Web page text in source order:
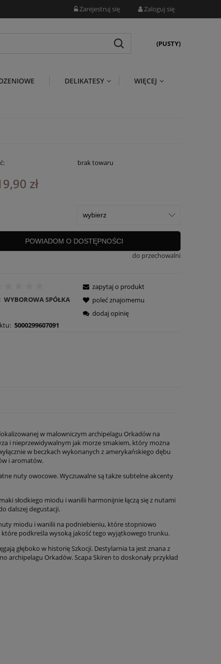
Zarejestruj się Zaloguj się
(PUSTY)
DELIKATESY WIĘCEJ
brak towaru
zł
POWIADOM O DOSTĘPNOŚCI
do przechowalni
WYBOROWA SPÓŁKA
5000299607091
zapytaj o produkt
poleć znajomemu
dodaj opinię
w malowniczym archipelagu Orkadów na
i nieprzewidywalnym jak morze smakiem, który można
w beczkach wykonanych z amerykańskiego dębu
i aromatów.
nuty owocowe. Wyczuwalne są także subtelne akcenty
słodkiego miodu i wanilii harmonijnie łączą się z nutami
dalszej degustacji.
miodu i wanilii na podniebieniu, które stopniowo
które podkreśla wysoką jakość tego wyjątkowego trunku.
głęboko w historię Szkocji. Destylarnia ta jest znana z
Orkadów. Scapa Skiren to doskonały przykład